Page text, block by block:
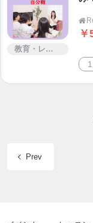
教育・レッスン・講習

Prev